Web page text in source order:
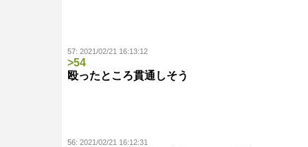
57: 2021/02/21 16:13:12
>54
殴ったところ貫通しそう
56: 2021/02/21 16:12:31